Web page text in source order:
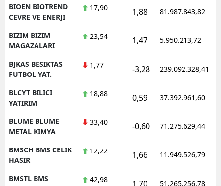
BIOEN BIOTREND
CEVRE VE ENERJI
17,90 1,88 81.987.843,82
BIZIM BIZIM
MAGAZALARI
23,54 1,47 5.950.213,72
BJKAS BESIKTAS
FUTBOL YAT.
1,77 -3,28 239.092.328,41
BLCYT BILICI
YATIRIM
18,88 0,59 37.392.961,60
BLUME BLUME
METAL KIMYA
33,40 -0,60 71.275.629,44
BMSCH BMS CELIK
HASIR
12,22 1,66 11.949.526,79
BMSTL BMS
42,98 1,70 51.265.256,78